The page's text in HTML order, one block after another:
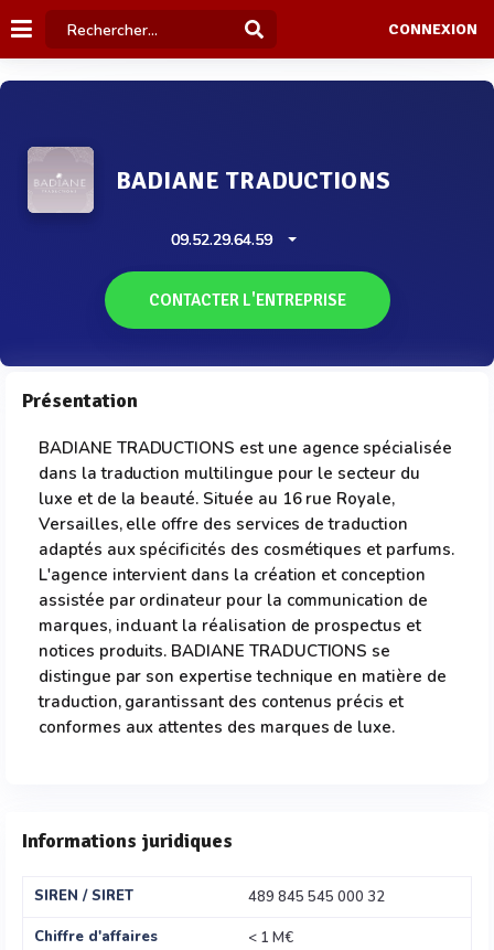
CONNEXION
BADIANE TRADUCTIONS
09.52.29.64.59
CONTACTER L'ENTREPRISE
Présentation
BADIANE TRADUCTIONS est une agence spécialisée
dans la traduction multilingue pour le secteur du
luxe et de la beauté. Située au 16 rue Royale,
Versailles, elle offre des services de traduction
adaptés aux spécificités des cosmétiques et parfums.
L'agence intervient dans la création et conception
assistée par ordinateur pour la communication de
marques, incluant la réalisation de prospectus et
notices produits. BADIANE TRADUCTIONS se
distingue par son expertise technique en matière de
traduction, garantissant des contenus précis et
conformes aux attentes des marques de luxe.
Informations juridiques
SIREN / SIRET
489 845 545 000 32
Chiffre d'affaires
< 1 M€